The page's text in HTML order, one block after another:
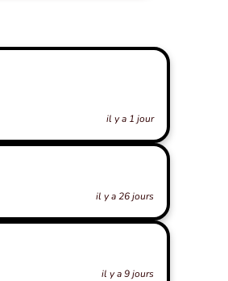
il y a 1 jour
il y a 26 jours
il y a 9 jours